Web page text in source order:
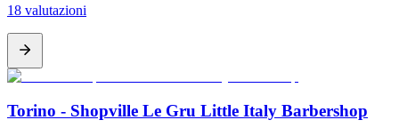
18 valutazioni
Torino - Shopville Le Gru Little Italy Barbershop